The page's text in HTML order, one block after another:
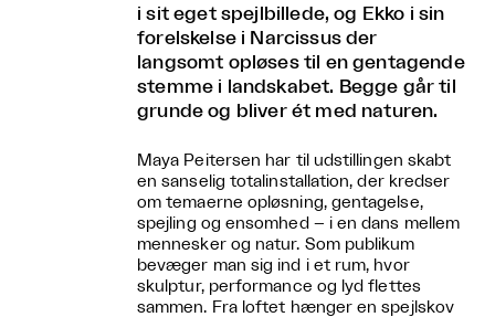
i sit eget spejlbillede, og Ekko i sin
forelskelse i Narcissus der
langsomt opløses til en gentagende
stemme i landskabet. Begge går til
grunde og bliver ét med naturen.
Maya Peitersen har til udstillingen skabt
en sanselig totalinstallation, der kredser
om temaerne opløsning, gentagelse,
spejling og ensomhed – i en dans mellem
mennesker og natur. Som publikum
bevæger man sig ind i et rum, hvor
skulptur, performance og lyd flettes
sammen. Fra loftet hænger en spejlskov